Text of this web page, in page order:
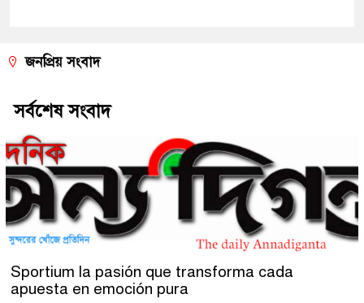
জনপ্রিয় সংবাদ
সর্বশেষ সংবাদ
Sportium la pasión que transforma cada
apuesta en emoción pura